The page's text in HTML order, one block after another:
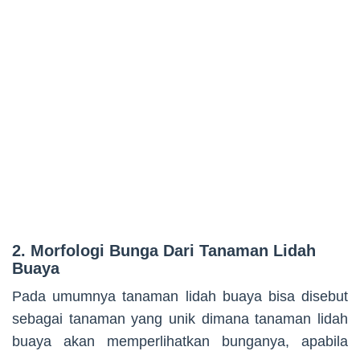
2. Morfologi Bunga Dari Tanaman Lidah
Buaya
Pada umumnya tanaman lidah buaya bisa disebut
sebagai tanaman yang unik dimana tanaman lidah
buaya akan memperlihatkan bunganya, apabila